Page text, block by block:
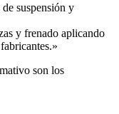
suspensión y
y frenado aplicando
son los